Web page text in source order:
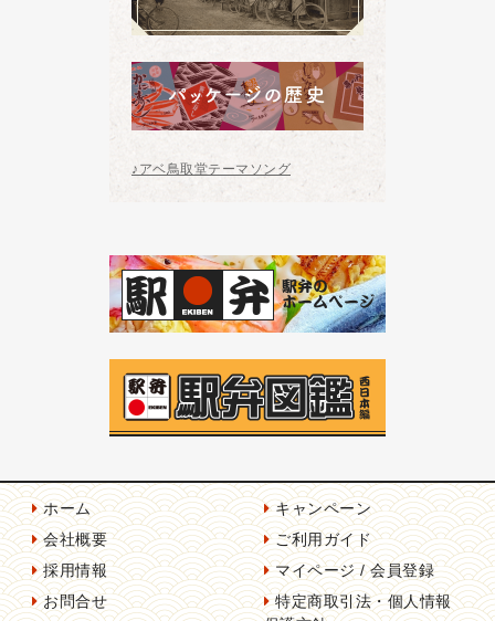
♪アベ鳥取堂テーマソング
ホーム
会社概要
採用情報
お問合せ
キャンペーン
ご利用ガイド
マイページ / 会員登録
特定商取引法・個人情報